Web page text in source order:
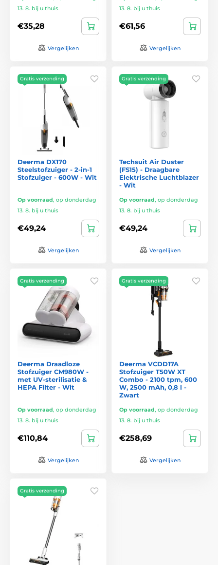
13. 8. bij u thuis
€35,28
Vergelijken
13. 8. bij u thuis
€61,56
Vergelijken
Gratis verzending
Deerma DX170
Steelstofzuiger - 2-in-1
Stofzuiger - 600W - Wit
Op voorraad, op donderdag
13. 8. bij u thuis
€49,24
Vergelijken
Gratis verzending
Techsuit Air Duster
(FS15) - Draagbare
Elektrische Luchtblazer
- Wit
Op voorraad, op donderdag
13. 8. bij u thuis
€49,24
Vergelijken
Gratis verzending
Deerma Draadloze
Stofzuiger CM980W -
met UV-sterilisatie &
HEPA Filter - Wit
Op voorraad, op donderdag
13. 8. bij u thuis
€110,84
Vergelijken
Gratis verzending
Deerma VCDD17A
Stofzuiger T50W XT
Combo - 2100 tpm, 600
W, 2500 mAh, 0,8 l -
Zwart
Op voorraad, op donderdag
13. 8. bij u thuis
€258,69
Vergelijken
Gratis verzending